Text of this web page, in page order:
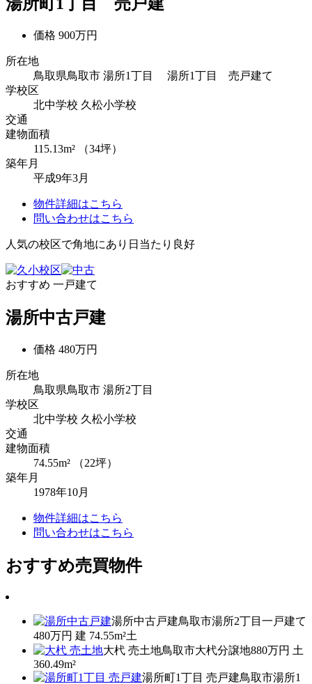
湯所町1丁目 売戸建
価格 900万円
所在地
鳥取県鳥取市 湯所1丁目 湯所1丁目 売戸建て
学校区
北中学校 久松小学校
交通
建物面積
115.13m² （34坪）
築年月
平成9年3月
物件詳細はこちら
問い合わせはこちら
人気の校区で角地にあり日当たり良好
おすすめ 一戸建て
湯所中古戸建
価格 480万円
所在地
鳥取県鳥取市 湯所2丁目
学校区
北中学校 久松小学校
交通
建物面積
74.55m² （22坪）
築年月
1978年10月
物件詳細はこちら
問い合わせはこちら
おすすめ売買物件
湯所中古戸建鳥取市湯所2丁目 一戸建て
480万円 建 74.55m²土
大杙 売土地鳥取市大杙分譲地880万円 土
360.49m²
湯所町1丁目 売戸建鳥取市湯所1